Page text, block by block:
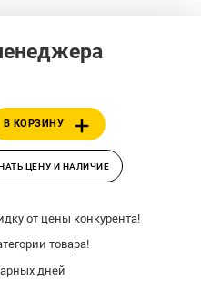
В КОРЗИНУ
ЦЕНУ И НАЛИЧИЕ
от цены конкурента!
товара!
дней